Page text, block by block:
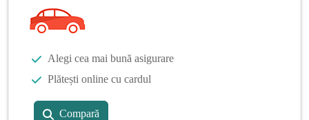
Alegi cea mai bună asigurare
Plătești online cu cardul
Compară